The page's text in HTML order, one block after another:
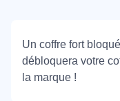
Un coffre fort
débloquera votre
la marque !